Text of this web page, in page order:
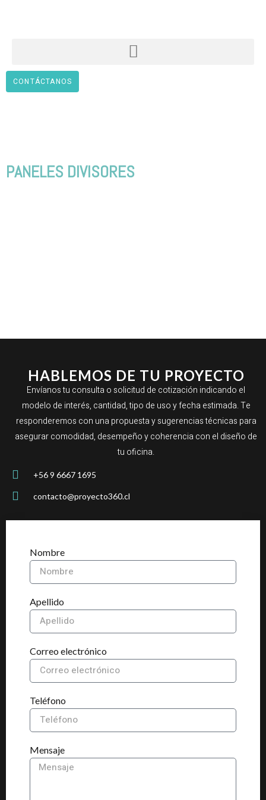
CONTÁCTANOS
PANELES DIVISORES
HABLEMOS DE TU PROYECTO
Envíanos tu consulta o solicitud de cotización indicando el
modelo de interés, cantidad, tipo de uso y fecha estimada. Te
responderemos con una propuesta y sugerencias técnicas para
asegurar comodidad, desempeño y coherencia con el diseño de
tu oficina.
+56 9 6667 1695
contacto@proyecto360.cl
Nombre
Apellido
Correo electrónico
Teléfono
Mensaje